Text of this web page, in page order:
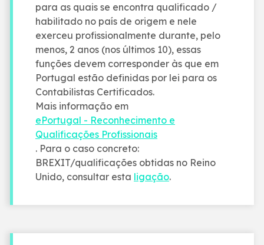
para as quais se encontra qualificado /
habilitado no país de origem e nele
exerceu profissionalmente durante, pelo
menos, 2 anos (nos últimos 10), essas
funções devem corresponder às que em
Portugal estão definidas por lei para os
Contabilistas Certificados.
Mais informação em
ePortugal - Reconhecimento e
Qualificações Profissionais
. Para o caso concreto:
BREXIT/qualificações obtidas no Reino
Unido, consultar esta ligação.